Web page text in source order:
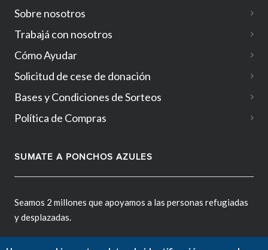
Sobre nosotros
Trabajá con nosotros
Cómo Ayudar
Solicitud de cese de donación
Bases y Condiciones de Sorteos
Política de Compras
SUMATE A PONCHOS AZULES
Seamos 2 millones que apoyamos a las personas refugiadas
y desplazadas.